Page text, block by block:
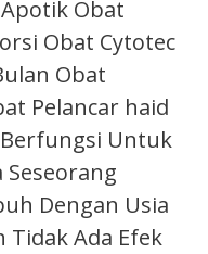
Obat
Obat Cytotec
Obat
Pelancar haid
Untuk
Dengan Usia
Tidak Ada Efek